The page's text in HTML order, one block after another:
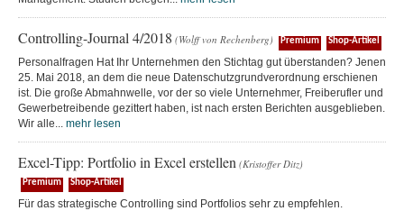
Controlling-Journal 4/2018 (Wolff von Rechenberg) Premium Shop-Artikel
Personalfragen Hat Ihr Unternehmen den Stichtag gut überstanden? Jenen
25. Mai 2018, an dem die neue Datenschutzgrundverordnung erschienen
ist. Die große Abmahnwelle, vor der so viele Unternehmer, Freiberufler und
Gewerbetreibende gezittert haben, ist nach ersten Berichten ausgeblieben.
Wir alle... mehr lesen
Excel-Tipp: Portfolio in Excel erstellen (Kristoffer Ditz)
Premium Shop-Artikel
Für das strategische Controlling sind Portfolios sehr zu empfehlen.